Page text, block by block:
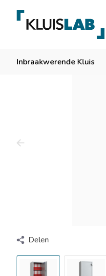
Inbraakwerende Kluis
Delen